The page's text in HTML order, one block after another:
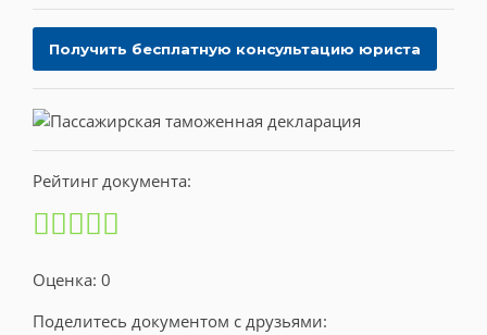
Рейтинг документа:
Оценка: 0
Поделитесь документом с друзьями: